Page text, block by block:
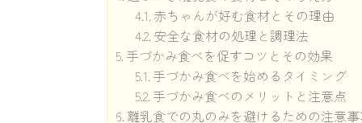
赤ちゃんが好む食材とその理由
安全な食材の処理と調理法
手づかみ食べを促すコツとその効果
手づかみ食べを始めるタイミング
手づかみ食べのメリットと注意点
離乳食での丸のみを避けるための注意